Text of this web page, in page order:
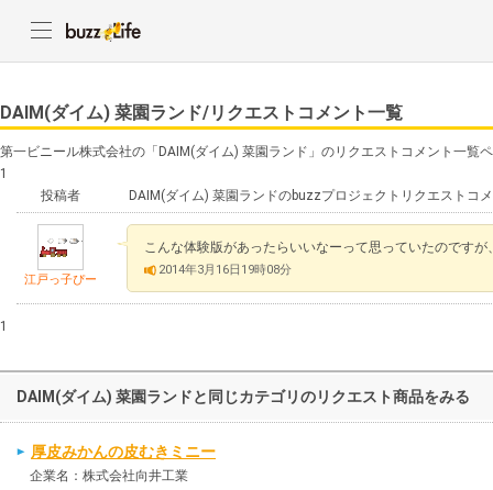
DAIM(ダイム) 菜園ランド/リクエストコメント一覧
第一ビニール株式会社の「DAIM(ダイム) 菜園ランド」のリクエストコメント一覧
1
投稿者
DAIM(ダイム) 菜園ランドのbuzzプロジェクトリクエストコ
江戸っ子ぴー
こんな体験版があったらいいなーって思っていたのです
2014年3月16日19時08分
1
DAIM(ダイム) 菜園ランドと同じカテゴリのリクエスト商品をみる
厚皮みかんの皮むきミニー
企業名：株式会社向井工業